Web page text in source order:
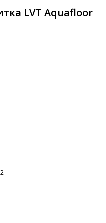
LVT Aquafloor